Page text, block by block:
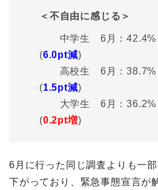
＜不自由に感じる＞
中学生 6月：
(6.0pt減)
高校生 6月：
(1.5pt減)
大学生 6月：
(0.2pt増)
6月に行った同じ調査よりも一
下がっており、緊急事態宣言が